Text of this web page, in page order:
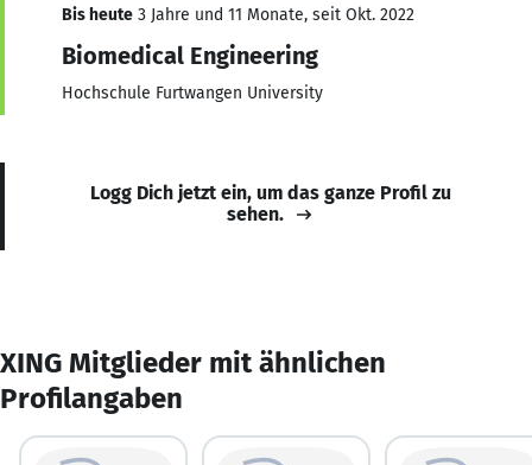
Bis heute 3 Jahre und 11 Monate, seit Okt. 2022
Biomedical Engineering
Hochschule Furtwangen University
Logg Dich jetzt ein, um das ganze Profil zu
sehen.
XING Mitglieder mit ähnlichen
Profilangaben